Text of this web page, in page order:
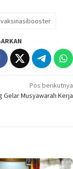
Pos berikutnya
Gelar Musyawarah Kerja